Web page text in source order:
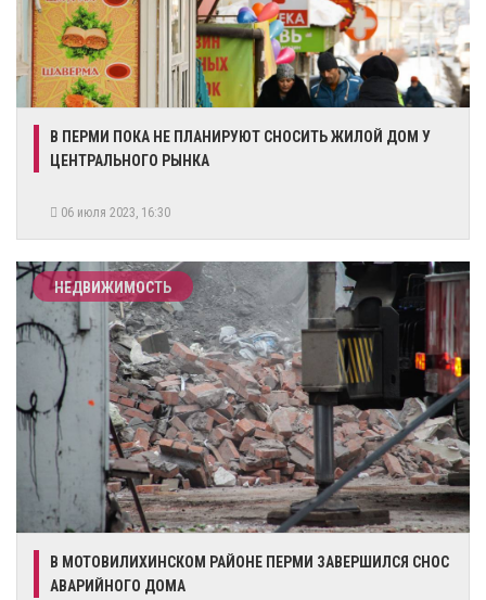
​В ПЕРМИ ПОКА НЕ ПЛАНИРУЮТ СНОСИТЬ ЖИЛОЙ ДОМ У
ЦЕНТРАЛЬНОГО РЫНКА
06 июля 2023, 16:30
НЕДВИЖИМОСТЬ
​В МОТОВИЛИХИНСКОМ РАЙОНЕ ПЕРМИ ЗАВЕРШИЛСЯ СНОС
АВАРИЙНОГО ДОМА